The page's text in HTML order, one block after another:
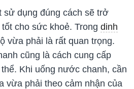
sử dụng đúng cách sẽ trở
cho sức khoẻ. Trong dinh
vừa phải là rất quan trọng.
cũng là cách cung cấp
Khi uống nước chanh, cần
vừa phải theo cảm nhận của